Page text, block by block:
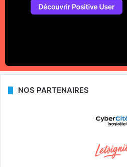
NOS PARTENAIRES